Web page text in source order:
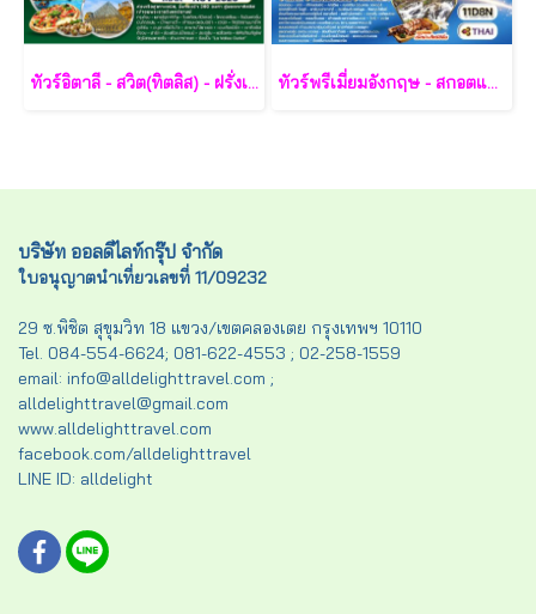
ทัวร์อิตาลี - สวิต(ทิตลิส) - ฝรั่งเศส 10 วัน -SV ทัวร์พรีเมี่ยมอังกฤษ - สกอตแลนด์ -เวลล์ 11 วัน - TG
บริษัท ออลดีไลท์กรุ๊ป จำกัด
ใบอนุญาตนำเที่ยวเลขที่ 11/09232
29 ซ.พิชิต สุขุมวิท 18 แขวง/เขตคลองเตย กรุงเทพฯ 10110
Tel. 084-554-6624; 081-622-4553 ; 02-258-1559
email: info@alldelighttravel.com ;
alldelighttravel@gmail.com
www.alldelighttravel.com
facebook.com/alldelighttravel
LINE ID: alldelight